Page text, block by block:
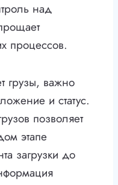
над
процессов.
грузы, важно
и статус.
позволяет
этапе
загрузки до